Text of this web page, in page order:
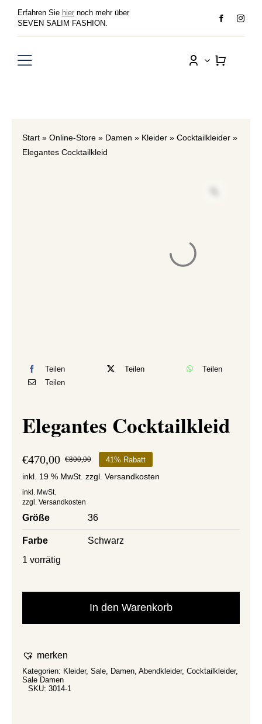
Inhalt
springen
Erfahren Sie hier noch mehr über
SEVEN SALIM FASHION.
Toggle
Sale
Start» Online-Store» Damen » Kleider» Cocktailkleider»
Elegantes Cocktailkleid
Teilen Teilen
Teilen
Teilen
Elegantes Cocktailkleid
€800,00Ursprünglicher
Preis
€470,00
Aktueller
Preis
41% Rabatt
inkl. 19 % MwSt. zzgl. Versandkosten
inkl. MwSt.
zzgl. Versandkosten
Größe 36
Farbe
Schwarz
1 vorrätig
In den Warenkorb
merken
Kategorien: Kleider, Sale, Damen, Abendkleider, Cocktailkleider,
Sale Damen
SKU: 3014-1